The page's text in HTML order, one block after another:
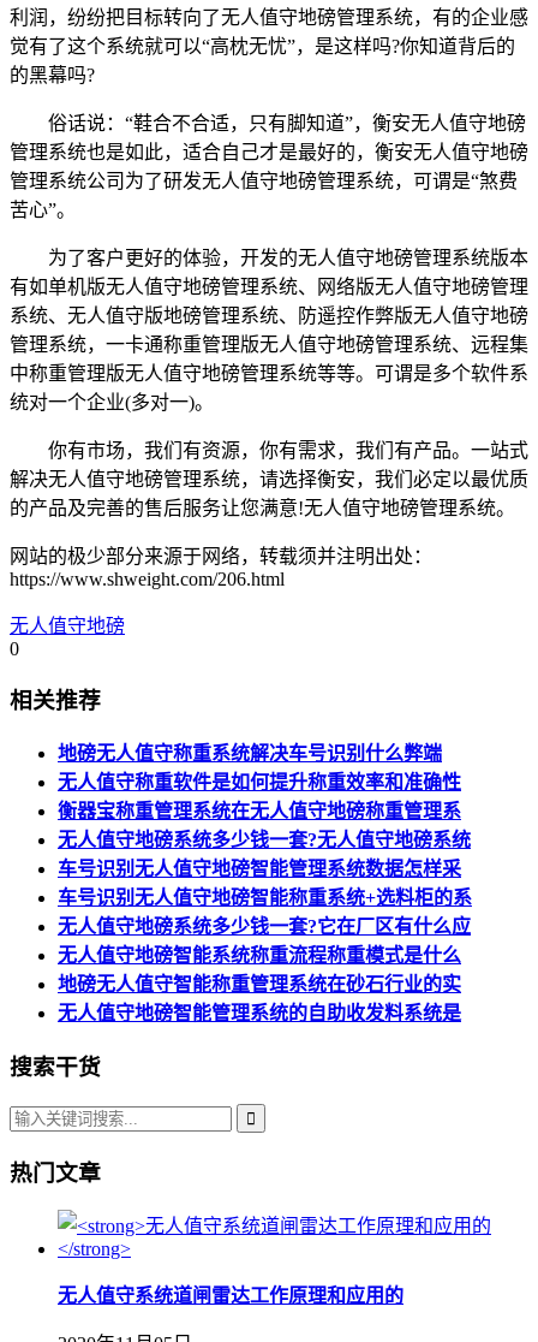
利润，纷纷把目标转向了无人值守地磅管理系统，有的企业感
觉有了这个系统就可以“高枕无忧”，是这样吗?你知道背后的
的黑幕吗?
俗话说：“鞋合不合适，只有脚知道”，衡安无人值守地磅
管理系统也是如此，适合自己才是最好的，衡安无人值守地磅
管理系统公司为了研发无人值守地磅管理系统，可谓是“煞费
苦心”。
为了客户更好的体验，开发的无人值守地磅管理系统版本
有如单机版无人值守地磅管理系统、网络版无人值守地磅管理
系统、无人值守版地磅管理系统、防遥控作弊版无人值守地磅
管理系统，一卡通称重管理版无人值守地磅管理系统、远程集
中称重管理版无人值守地磅管理系统等等。可谓是多个软件系
统对一个企业(多对一)。
你有市场，我们有资源，你有需求，我们有产品。一站式
解决无人值守地磅管理系统，请选择衡安，我们必定以最优质
的产品及完善的售后服务让您满意!无人值守地磅管理系统。
网站的极少部分来源于网络，转载须并注明出处：
https://www.shweight.com/206.html
无人值守地磅
0
相关推荐
地磅无人值守称重系统解决车号识别什么弊端
无人值守称重软件是如何提升称重效率和准确性
衡器宝称重管理系统在无人值守地磅称重管理系
无人值守地磅系统多少钱一套?无人值守地磅系统
车号识别无人值守地磅智能管理系统数据怎样采
车号识别无人值守地磅智能称重系统+选料柜的系
无人值守地磅系统多少钱一套?它在厂区有什么应
无人值守地磅智能系统称重流程称重模式是什么
地磅无人值守智能称重管理系统在砂石行业的实
无人值守地磅智能管理系统的自助收发料系统是
搜索干货
热门文章
无人值守系统道闸雷达工作原理和应用的